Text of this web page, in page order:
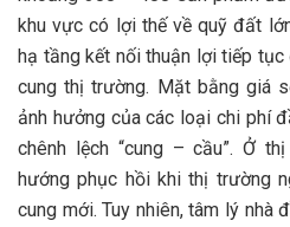
khu vực có lợi thế về quỹ đất
hạ tầng kết nối thuận lợi tiếp
cung thị trường. Mặt bằng giá
ảnh hưởng của các loại chi phí
chênh lệch “cung – cầu”. Ở
hướng phục hồi khi thị trường
cung mới. Tuy nhiên, tâm lý nhà